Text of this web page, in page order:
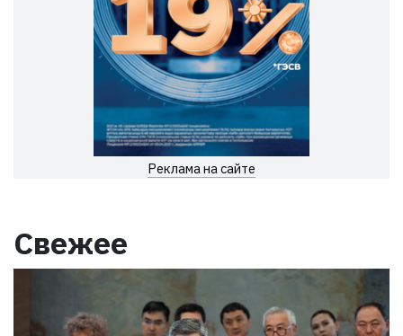
Реклама на сайте
Свежее